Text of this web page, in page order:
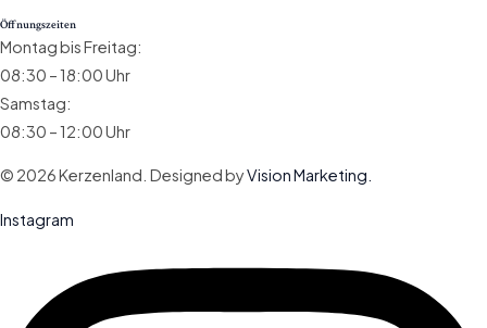
Öffnungszeiten
Montag bis Freitag:
08:30 – 18:00 Uhr
Samstag:
08:30 – 12:00 Uhr
© 2026 Kerzenland. Designed byVision Marketing.
Instagram